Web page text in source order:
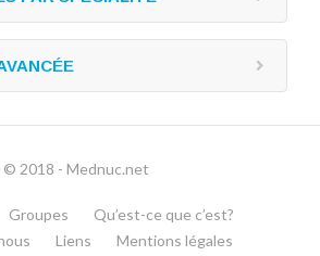
© 2018 - Mednuc.net
Groupes
Qu’est-ce que c’est?
Liens Mentions légales